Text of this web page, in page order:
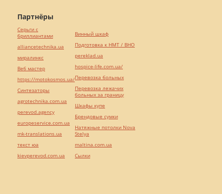
Партнёры
Серьги с
бриллиантами
alliancetechnika.ua
миралинкс
Веб мастер
https://motokosmos.ua/
Синтезаторы
agrotechnika.com.ua
perevod.agency
europeservice.com.ua
mk-translations.ua
текст юа
kievperevod.com.ua
Винный шкаф
Подготовка к НМТ / ВНО
pereklad.ua
hospice-life.com.ua/
Перевозка больных
Перевозка лежачих
больных за границу
Шкафы купе
Брендовые сумки
Натяжные потолки Nova
Stelya
maltina.com.ua
Cылки